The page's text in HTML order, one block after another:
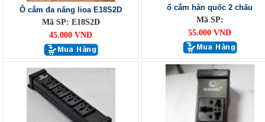
Ô cắm đa năng lioa E18S2D
Mã SP: E18S2D
45.000 VND
ổ cắm hàn quốc 2 chấu
Mã SP:
55.000 VND